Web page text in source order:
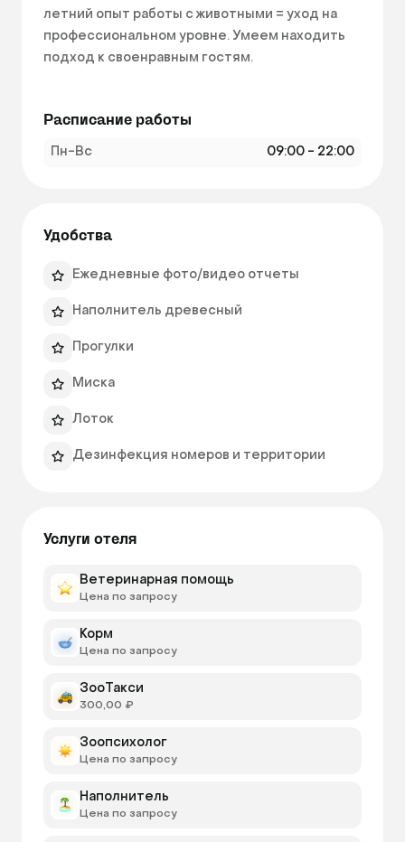
летний опыт работы с животными = уход на
профессиональном уровне. Умеем находить
подход к своенравным гостям.
условия: просторные вольеры для собак,
уютные комнаты для кошек и безопасное
(проведение инъекций, лекарственная
заболеваниями). Стоимость услуг
При длительном проживании (более одного
питомцев (более трёх) возможно внесение
При форс-мажорных обстоятельствах время
заселения можно обсудить дополнительно.
Расписание работы
Пн-Вс 09:00 - 22:00
Удобства
Ежедневные фото/видео отчеты
Наполнитель древесный
Прогулки
Миска
Лоток
Дезинфекция номеров и территории
Услуги отеля
Ветеринарная помощь
Цена по запросу
Корм
Цена по запросу
ЗооТакси
300,00 ₽
Зоопсихолог
Цена по запросу
Наполнитель
Цена по запросу